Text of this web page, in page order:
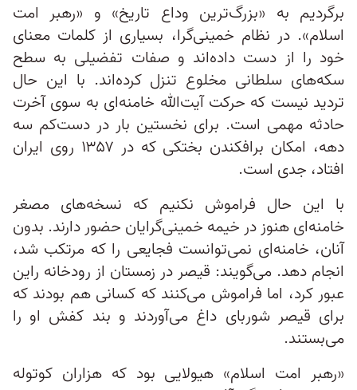
برگردیم به «بزرگ‌ترین وداع تاریخ» و «رهبر امت
اسلام». در نظام خمینی‌گرا، بسیاری از کلمات معنای
خود را از دست داده‌اند و صفات تفضیلی به سطح
سکه‌های سلطانی مخلوع تنزل کرده‌اند. با این حال
تردید نیست که حرکت آیت‌الله خامنه‌ای به سوی آخرت
حادثه مهمی است. برای نخستین بار در دست‌کم سه
دهه، امکان برافکندن بختکی که در ۱۳۵۷ روی ایران
افتاد، جدی است.
با این حال فراموش نکنیم که نسخه‌های مصغر
خامنه‌ای هنوز در خیمه خمینی‌گرایان حضور دارند. بدون
آنان، خامنه‌ای نمی‌توانست فجایعی را که مرتکب شد،
انجام دهد. می‌گویند: قیصر در زمستان از رودخانه راین
عبور کرد، اما فراموش می‌کنند که کسانی هم بودند که
برای قیصر شوربای داغ می‌آوردند و بند کفش او را
می‌بستند.
«رهبر امت اسلام» هیولایی بود که هزاران کوتوله